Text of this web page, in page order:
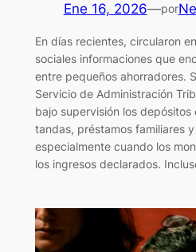
Ene 16, 2026—por
En días recientes, circularon
sociales informaciones que
entre pequeños ahorradores.
Servicio de Administración
bajo supervisión los
tandas, préstamos familiares
especialmente cuando los
los ingresos declarados.